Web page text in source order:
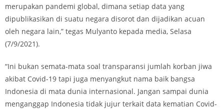
merupakan pandemi global, dimana setiap data yang
dipublikasikan di suatu negara disorot dan dijadikan acuan
oleh negara lain,” tegas Mulyanto kepada media, Selasa
(7/9/2021).
“Ini bukan semata-mata soal transparansi jumlah korban jiwa
akibat Covid-19 tapi juga menyangkut nama baik bangsa
Indonesia di mata dunia internasional. Jangan sampai dunia
menganggap Indonesia tidak jujur terkait data kematian Covid-